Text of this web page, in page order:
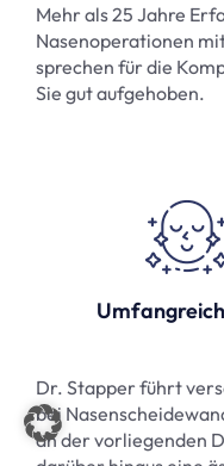
Mehr als 25 Jahre
Nasenoperationen
sprechen für die
Sie gut aufgehoben.
Dr. Stapper führt
bei
an der vorliegenden